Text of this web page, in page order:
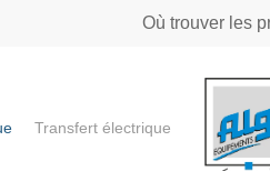
Où trouver les
Transfert électrique